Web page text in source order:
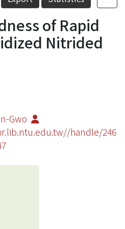
of Rapid
Nitrided
Gwo
handle/246